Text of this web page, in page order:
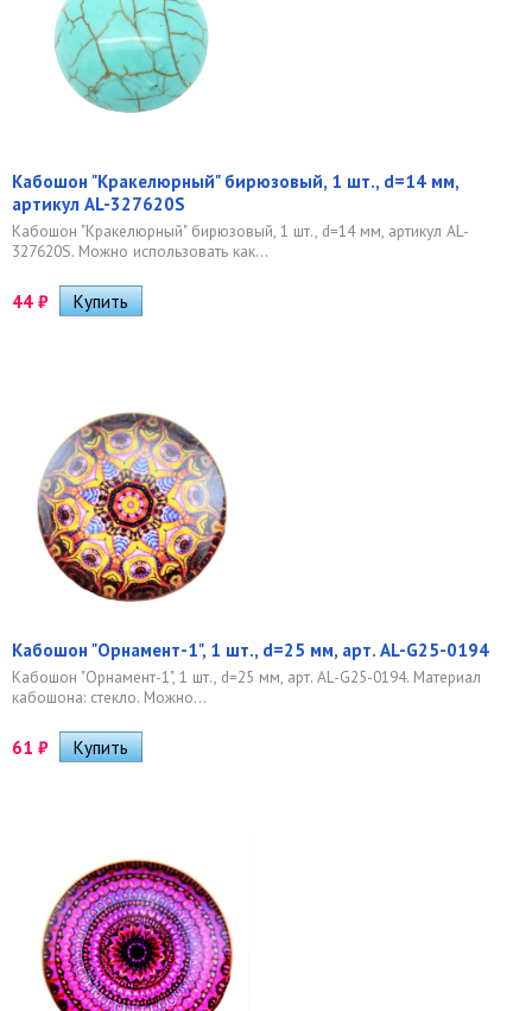
Кабошон "Кракелюрный" бирюзовый, 1 шт., d=14 мм,
артикул AL-327620S
Кабошон "Кракелюрный" бирюзовый, 1 шт., d=14 мм, артикул AL-
327620S. Можно использовать как...
44 ₽
Кабошон "Орнамент-1", 1 шт., d=25 мм, арт. AL-G25-0194
Кабошон "Орнамент-1", 1 шт., d=25 мм, арт. AL-G25-0194. Материал
кабошона: стекло. Можно...
61 ₽